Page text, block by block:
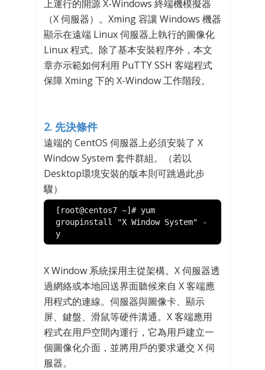
上運行的開源 X-Windows 終端機模擬器
（X 伺服器）。Xming 容讓 Windows 機器
顯示在遠端 Linux 伺服器上執行的圖像化
Linux 程式。除了基本安裝程序外，本文
章亦示範如何利用 PuTTY SSH 客端程式
保障 Xming 下的 X-Window 工作階段。
2. 先決條件
遠端的 CentOS 伺服器上必須安裝了 X
Window System 套件群組。（若以
Desktop環境安裝的版本則可跳過此步
驟）
[root@centos7 ~]# yum
groupinstall "X Window System" -
y
X Window 系統採用主從架構。X 伺服器透
過網絡或本地回送界面聽候來自 X 客端應
用程式的連線。伺服器與圖像卡、顯示
屏、鍵盤、滑鼠等硬件溝通。X 客端應用
程式在用戶空間內運行，它為用戶建立一
個圖像化介面，並將用戶的要求遞交 X 伺
服器。